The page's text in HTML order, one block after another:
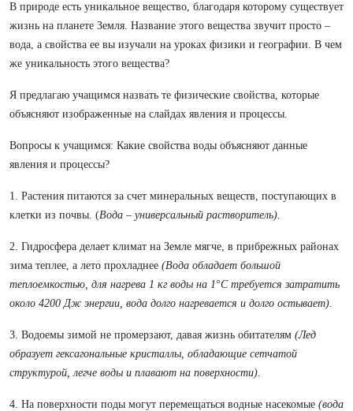
В природе есть уникальное вещество, благодаря которому существует
жизнь на планете Земля. Название этого вещества звучит просто –
вода, а свойства ее вы изучали на уроках физики и географии. В чем
же уникальность этого вещества?
Я предлагаю учащимся назвать те физические свойства, которые
объясняют изображенные на слайдах явления и процессы.
Вопросы к учащимся: Какие свойства воды объясняют данные
явления и процессы?
1. Растения питаются за счет минеральных веществ, поступающих в
клетки из почвы. (Вода – универсальный растворитель).
2. Гидросфера делает климат на Земле мягче, в прибрежных районах
зима теплее, а лето прохладнее (Вода обладает большой
теплоемкостью, для нагрева 1 кг воды на 1°C требуется затратить
около 4200 Дж энергии, вода долго нагревается и долго остывает).
3. Водоемы зимой не промерзают, давая жизнь обитателям (Лед
образует гексагональные кристаллы, обладающие сетчатой
структурой, легче воды и плавают на поверхности).
4. На поверхности поды могут перемещаться водные насекомые (вода